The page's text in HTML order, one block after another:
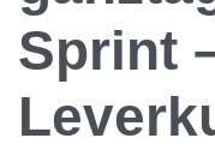
Sprint